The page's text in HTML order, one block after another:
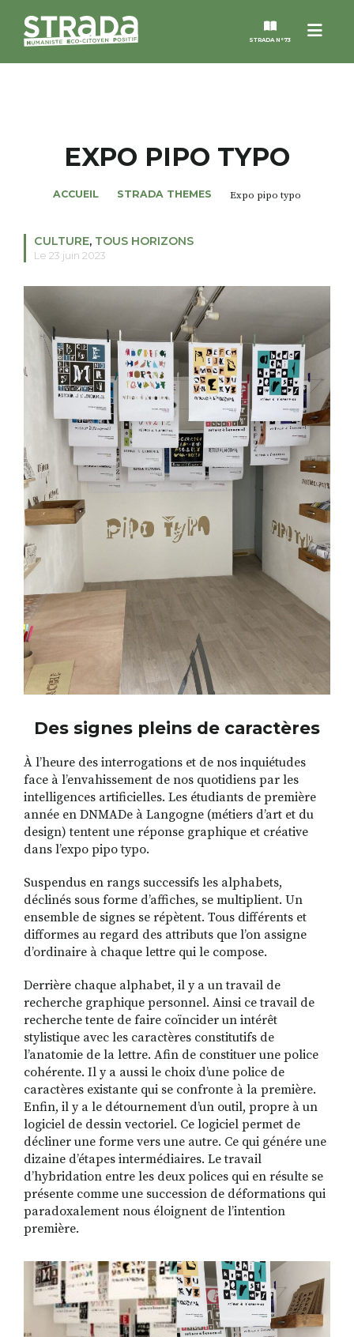
Menu
STRADA N°73
MAGAZINES
NOS THÈMES
STRADA’DATES
ROSÉE DE MAI
RECHERCHER
S'ABONNER
S'INSCRIRE À LA NEWSLETTER
FACEBOOKINSTAGRAMLINKEDINYOUTUBE
EXPO PIPO TYPO
ACCUEIL STRADA THEMES Expo pipo typo
CULTURE, TOUS HORIZONS
Le 23 juin 2023
Des signes pleins de caractères
À l’heure des interrogations et de nos inquiétudes
face à l’envahissement de nos quotidiens par les
intelligences artificielles. Les étudiants de première
année en DNMADe à Langogne (métiers d’art et du
design) tentent une réponse graphique et créative
dans l’expo pipo typo.
Suspendus en rangs successifs les alphabets,
déclinés sous forme d’affiches, se multiplient. Un
ensemble de signes se répètent. Tous différents et
difformes au regard des attributs que l’on assigne
d’ordinaire à chaque lettre qui le compose.
Derrière chaque alphabet, il y a un travail de
recherche graphique personnel. Ainsi ce travail de
recherche tente de faire coïncider un intérêt
stylistique avec les caractères constitutifs de
l’anatomie de la lettre. Afin de constituer une police
cohérente. Il y a aussi le choix d’une police de
caractères existante qui se confronte à la première.
Enfin, il y a le détournement d’un outil, propre à un
logiciel de dessin vectoriel. Ce logiciel permet de
décliner une forme vers une autre. Ce qui génére une
dizaine d’étapes intermédiaires. Le travail
d’hybridation entre les deux polices qui en résulte se
présente comme une succession de déformations qui
paradoxalement nous éloignent de l’intention
première.